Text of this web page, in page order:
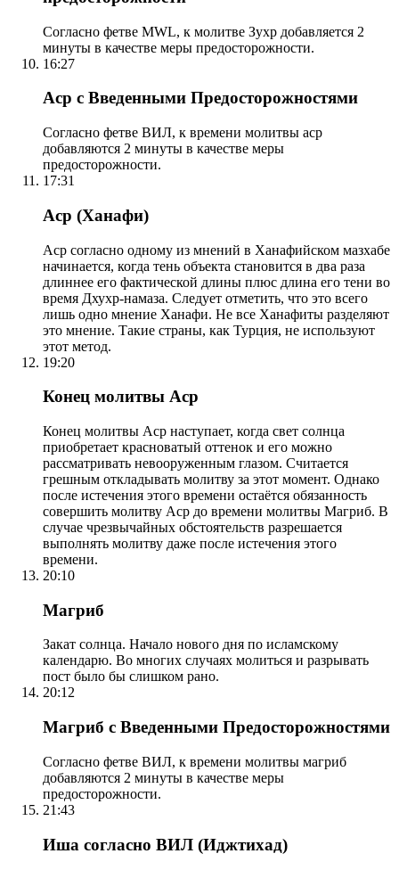
Согласно фетве MWL, к молитве Зухр добавляется 2
минуты в качестве меры предосторожности.
16:27
Аср с Введенными Предосторожностями
Согласно фетве ВИЛ, к времени молитвы аср
добавляются 2 минуты в качестве меры
предосторожности.
17:31
Аср (Ханафи)
Аср согласно одному из мнений в Ханафийском мазхабе
начинается, когда тень объекта становится в два раза
длиннее его фактической длины плюс длина его тени во
время Дхухр-намаза. Следует отметить, что это всего
лишь одно мнение Ханафи. Не все Ханафиты разделяют
это мнение. Такие страны, как Турция, не используют
этот метод.
19:20
Конец молитвы Аср
Конец молитвы Аср наступает, когда свет солнца
приобретает красноватый оттенок и его можно
рассматривать невооруженным глазом. Считается
грешным откладывать молитву за этот момент. Однако
после истечения этого времени остаётся обязанность
совершить молитву Аср до времени молитвы Магриб. В
случае чрезвычайных обстоятельств разрешается
выполнять молитву даже после истечения этого
времени.
20:10
Магриб
Закат солнца. Начало нового дня по исламскому
календарю. Во многих случаях молиться и разрывать
пост было бы слишком рано.
20:12
Магриб с Введенными Предосторожностями
Согласно фетве ВИЛ, к времени молитвы магриб
добавляются 2 минуты в качестве меры
предосторожности.
21:43
Иша согласно ВИЛ (Иджтихад)